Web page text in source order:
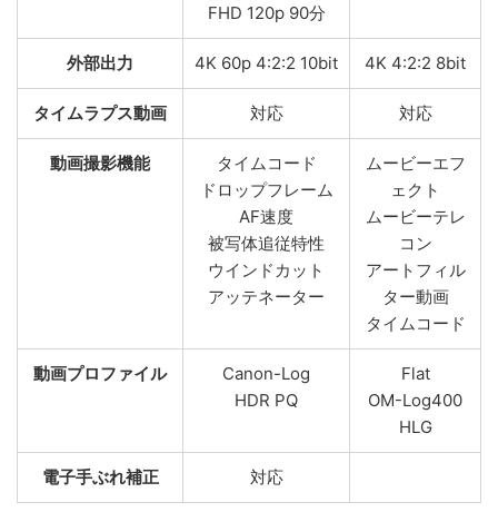
FHD 120p 90分
外部出力 4K 60p 4:2:2 10bit 4K 4:2:2 8bit
タイムラプス動画 対応 対応
動画撮影機能
タイムコード
ドロップフレーム
AF速度
被写体追従特性
ウインドカット
アッテネーター
ムービーエフ
ェクト
ムービーテレ
コン
アートフィル
ター動画
タイムコード
動画プロファイル
Canon-Log
HDR PQ
Flat
OM-Log400
HLG
電子手ぶれ補正 対応